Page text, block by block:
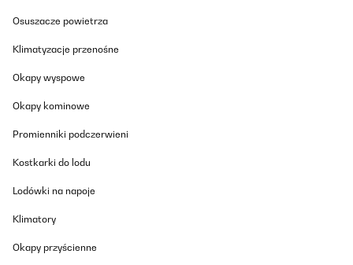
Osuszacze powietrza
Klimatyzacje przenośne
Okapy wyspowe
Okapy kominowe
Promienniki podczerwieni
Kostkarki do lodu
Lodówki na napoje
Klimatory
Okapy przyścienne